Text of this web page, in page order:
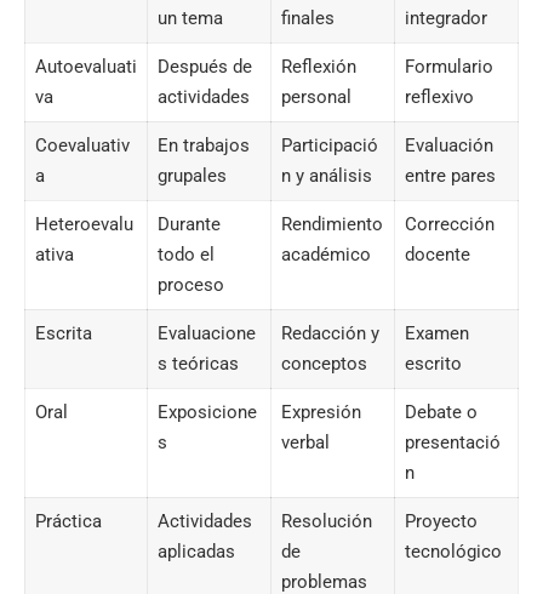
un tema
finales
integrador
Autoevaluati
va
Después de
actividades
Reflexión
personal
Formulario
reflexivo
Coevaluativ
a
En trabajos
grupales
Participació
n y análisis
Evaluación
entre pares
Heteroevalu
ativa
Durante
todo el
proceso
Rendimiento
académico
Corrección
docente
Escrita
Evaluacione
s teóricas
Redacción y
conceptos
Examen
escrito
Oral
Exposicione
s
Expresión
verbal
Debate o
presentació
n
Práctica
Actividades
aplicadas
Resolución
de
problemas
Proyecto
tecnológico